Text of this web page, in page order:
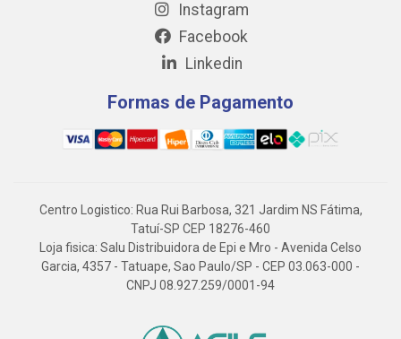
Instagram
Facebook
Linkedin
Formas de Pagamento
Centro Logistico: Rua Rui Barbosa, 321 Jardim NS Fátima,
Tatuí-SP CEP 18276-460
Loja fisica: Salu Distribuidora de Epi e Mro - Avenida Celso
Garcia, 4357 - Tatuape, Sao Paulo/SP - CEP 03.063-000 -
CNPJ 08.927.259/0001-94